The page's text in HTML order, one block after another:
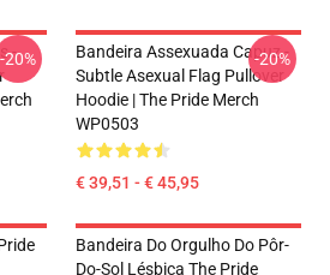
-
-20%
Bandeira Assexuada Capuz -
Subtle Asexual Flag Pullover
Hoodie | The Pride Merch
WP0503
€ 39,51 - € 45,95
-20%
Bandeira Do Orgulho Do Pôr-
Do-Sol Lésbica The Pride